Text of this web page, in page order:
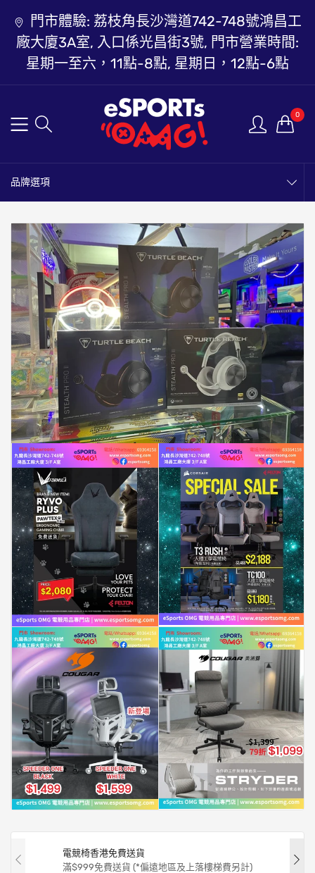
門市體驗: 荔枝角長沙灣道742-748號鴻昌工
廠大廈3A室, 入口係光昌街3號, 門市營業時間:
星期一至六，11點-8點, 星期日，12點-6點
0
品牌選項
電競椅香港免費送貨
滿$999免費送貨 (*偏遠地區及上落樓梯費另計)